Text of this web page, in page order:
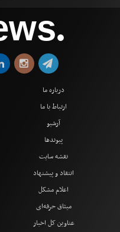
●
درباره ما
ارتباط با ما
آرشیو
پیوندها
نقشه سایت
انتقاد و پیشنهاد
اعلام مشکل
میثاق حرفه‌ای
عناوین کل اخبار